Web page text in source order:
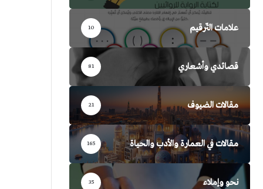
علامات التّرقيم 10
قصائدي وأشعاري 81
مقالات الضيوف 21
مقالات في العمارة والأدب والحياة 165
نحو وإملاء 35